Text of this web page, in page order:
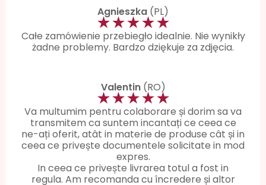
Agnieszka (PL)
★★★★★
Całe zamówienie przebiegło idealnie. Nie wynikły
żadne problemy. Bardzo dziękuje za zdjęcia.
Valentin(RO)
★★★★★
Va multumim pentru colaborare și dorim sa va
transmitem ca suntem incantați ce ceea ce
ne-ați oferit, atât in materie de produse cât și in
ceea ce privește documentele solicitate in mod
expres.
In ceea ce privește livrarea totul a fost in
regula. Am recomanda cu încredere și altor